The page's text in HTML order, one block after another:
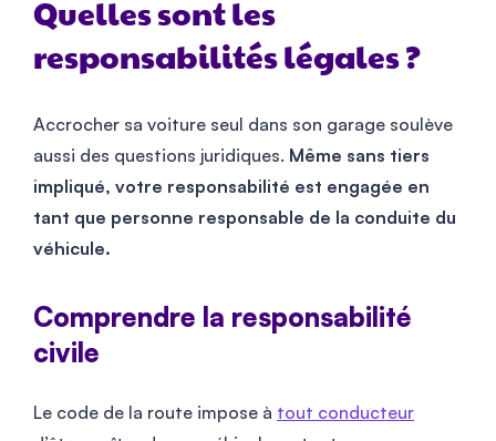
Quelles sont les
responsabilités légales ?
Accrocher sa voiture seul dans son garage soulève
aussi des questions juridiques. Même sans tiers
impliqué, votre responsabilité est engagée en
tant que personne responsable de la conduite du
véhicule.
Comprendre la responsabilité
civile
Le code de la route impose à tout conducteur